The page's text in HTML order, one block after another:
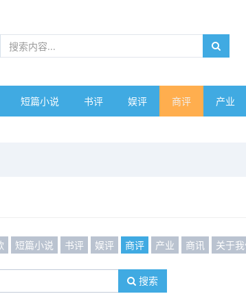
短篇小说 书评 娱评 商评 产业
短篇小说 书评 娱评 商评 产业 商讯 关于
搜索